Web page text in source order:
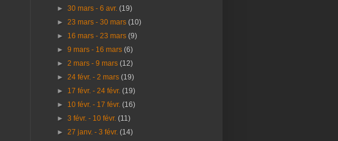
►30 mars - 6 avr.(19)
►23 mars - 30 mars(10)
► 16 mars - 23 mars(9)
►9 mars - 16 mars(6)
►2 mars - 9 mars(12)
►24 févr. - 2 mars(19)
► 17 févr. - 24 févr.(19)
► 10 févr. - 17 févr.(16)
►3 févr. - 10 févr.(11)
►27 janv. - 3 févr.(14)